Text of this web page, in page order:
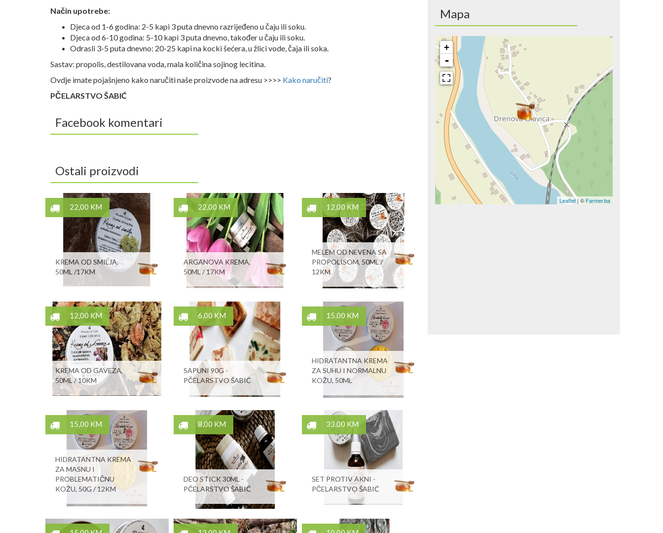
Način upotrebe:
Djeca od 1-6 godina: 2-5 kapi 3 puta dnevno razrijeđeno u čaju ili soku.
Djeca od 6-10 godina: 5-10 kapi 3 puta dnevno, također u čaju ili soku.
Odrasli 3-5 puta dnevno: 20-25 kapi na kocki šećera, u žlici vode, čaja ili soka.
Sastav: propolis, destilovana voda, mala količina sojinog lecitina.
Ovdje imate pojašnjeno kako naručiti naše proizvode na adresu >>>> Kako naručiti?
PČELARSTVO ŠABIĆ
Facebook komentari
Ostali proizvodi
22,00 KM
KREMA OD SMILJA,
50ML /17KM
22,00 KM
ARGANOVA KREMA,
50ML / 17KM
12,00 KM
MELEM OD NEVENA SA
PROPOLISOM, 50ML /
12KM
12,00 KM
KREMA OD GAVEZA,
50ML / 10KM
6,00 KM
SAPUNI 90G -
PČELARSTVO ŠABIĆ
15,00 KM
HIDRATANTNA KREMA
ZA SUHU I NORMALNU
KOŽU, 50ML
15,00 KM
HIDRATANTNA KREMA
ZA MASNU I
PROBLEMATIČNU
KOŽU, 50G / 12KM
8,00 KM
DEO STICK 30ML -
PČELARSTVO ŠABIĆ
33,00 KM
SET PROTIV AKNI -
PČELARSTVO ŠABIĆ
Mapa
+
-
Leaflet| © Farmer.ba